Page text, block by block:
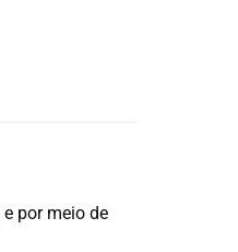
por meio de